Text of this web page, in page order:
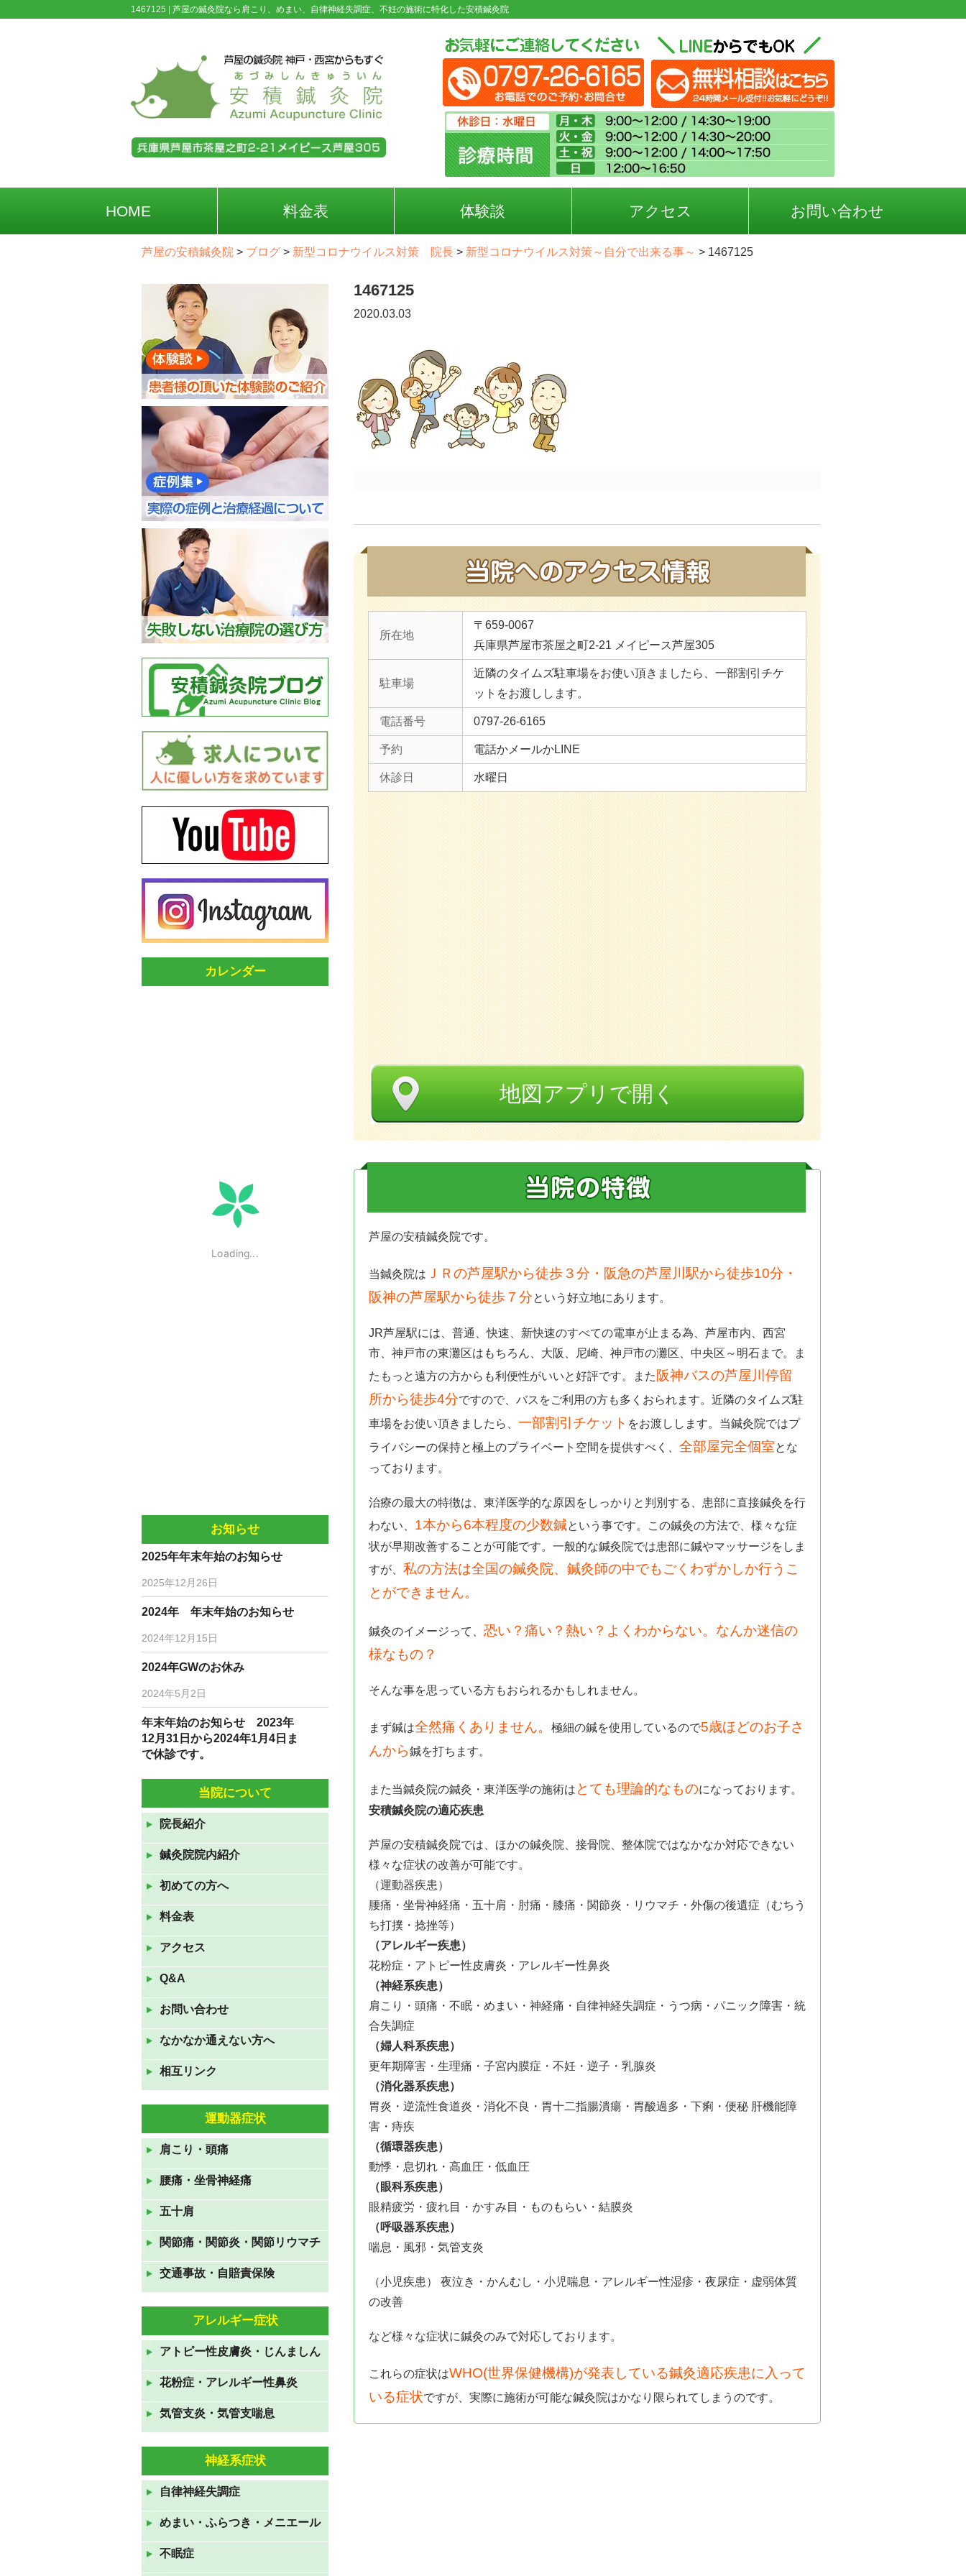
1467125 | 芦屋の鍼灸院なら肩こり、めまい、自律神経失調症、不妊の施術に特化した安積鍼灸院
HOME 料金表 体験談 アクセス お問い合わせ
芦屋の安積鍼灸院 > ブログ > 新型コロナウイルス対策 院長 > 新型コロナウイルス対策～自分で出来る事～ > 1467125
1467125
2020.03.03
所在地
〒659-0067
兵庫県芦屋市茶屋之町2-21 メイピース芦屋305
駐車場
近隣のタイムズ駐車場をお使い頂きましたら、一部割引チケ
ットをお渡しします。
電話番号 0797-26-6165
予約 電話かメールかLINE
休診日 水曜日
地図アプリで開く
芦屋の安積鍼灸院です。
当鍼灸院は ＪＲの芦屋駅から徒歩３分・阪急の芦屋川駅から徒歩10分・
阪神の芦屋駅から徒歩７分という好立地にあります。
JR芦屋駅には、普通、快速、新快速のすべての電車が止まる為、芦屋市内、西宮
市、神戸市の東灘区はもちろん、大阪、尼崎、神戸市の灘区、中央区～明石まで。ま
たもっと遠方の方からも利便性がいいと好評です。また阪神バスの芦屋川停留
所から徒歩4分ですので、バスをご利用の方も多くおられます。近隣のタイムズ駐
車場をお使い頂きましたら、 一部割引チケット をお渡しします。当鍼灸院ではプ
ライバシーの保持と極上のプライベート空間を提供すべく、 全部屋完全個室とな
っております。
治療の最大の特徴は、東洋医学的な原因をしっかりと判別する、患部に直接鍼灸を行
わない、 1本から6本程度の少数鍼という事です。この鍼灸の方法で、様々な症
状が早期改善することが可能です。一般的な鍼灸院では患部に鍼やマッサージをしま
すが、 私の方法は全国の鍼灸院、鍼灸師の中でもごくわずかしか行うこ
とができません。
鍼灸のイメージって、 恐い？痛い？熱い？よくわからない。なんか迷信の
様なもの？
そんな事を思っている方もおられるかもしれません。
まず鍼は全然痛くありません。 極細の鍼を使用しているので5歳ほどのお子さ
んから鍼を打ちます。
また当鍼灸院の鍼灸・東洋医学の施術は とても理論的なものになっております。
安積鍼灸院の適応疾患
芦屋の安積鍼灸院では、ほかの鍼灸院、接骨院、整体院ではなかなか対応できない
様々な症状の改善が可能です。
（運動器疾患）
腰痛・坐骨神経痛・五十肩・肘痛・膝痛・関節炎・リウマチ・外傷の後遺症（むちう
ち打撲・捻挫等）
（アレルギー疾患）
花粉症・アトピー性皮膚炎・アレルギー性鼻炎
（神経系疾患）
肩こり・頭痛・不眠・めまい・神経痛・自律神経失調症・うつ病・パニック障害・統
合失調症
（婦人科系疾患）
更年期障害・生理痛・子宮内膜症・不妊・逆子・乳腺炎
（消化器系疾患）
胃炎・逆流性食道炎・消化不良・胃十二指腸潰瘍・胃酸過多・下痢・便秘 肝機能障
害・痔疾
（循環器疾患）
動悸・息切れ・高血圧・低血圧
（眼科系疾患）
眼精疲労・疲れ目・かすみ目・ものもらい・結膜炎
（呼吸器系疾患）
喘息・風邪・気管支炎
（小児疾患） 夜泣き・かんむし・小児喘息・アレルギー性湿疹・夜尿症・虚弱体質
の改善
など様々な症状に鍼灸のみで対応しております。
これらの症状はWHO(世界保健機構)が発表している鍼灸適応疾患に入って
いる症状ですが、実際に施術が可能な鍼灸院はかなり限られてしまうのです。
カレンダー
お知らせ
2025年年末年始のお知らせ
2025年12月26日
2024年 年末年始のお知らせ
2024年12月15日
2024年GWのお休み
2024年5月2日
年末年始のお知らせ 2023年
12月31日から2024年1月4日ま
で休診です。
10月5日(水)6日(木)は臨時休診
です。
す。
は夏休みです。
2022年8月9日
祝)の三連休も休まず診察して
おります。
2022年7月16日
GWも休まず診察しておりま
す。
11月23日(火祝)は通常通り、24
日(水)、25日(木)は臨時休診で
す。
2021年11月22日
８月１５日(日)～１７日(火)ま
でお盆休みです
GWも休まず営業しておりま
2021年4月24日
年末年始のお知らせ 2020年
12月31日から2021年1月3日ま
で休診です。
2020年8月10日
7月23日から26日の祝日も診察
2020年7月19日
ＧＷも休みなく診察していま
当院について
院長紹介
鍼灸院院内紹介
初めての方へ
料金表
アクセス
Q&A
お問い合わせ
なかなか通えない方へ
相互リンク
運動器症状
肩こり・頭痛
腰痛・坐骨神経痛
五十肩
関節痛・関節炎・関節リウマチ
交通事故・自賠責保険
アレルギー症状
アトピー性皮膚炎・じんましん
花粉症・アレルギー性鼻炎
気管支炎・気管支喘息
神経系症状
自律神経失調症
めまい・ふらつき・メニエール
不眠症